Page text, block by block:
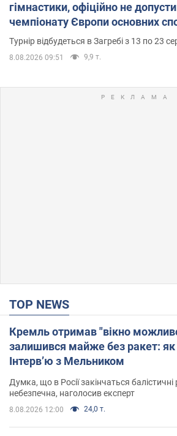
гімнастики, офіційно не
чемпіонату Європи основних
Турнір відбудеться в Загребі з 13 по 23
8.08.2026 09:51 9,9 т.
TOP NEWS
Кремль отримав "вікно
залишився майже без ракет: як
Інтерв’ю з Мельником
Думка, що в Росії закінчаться
небезпечна, наголосив експерт
8.08.2026 12:00 24,0 т.